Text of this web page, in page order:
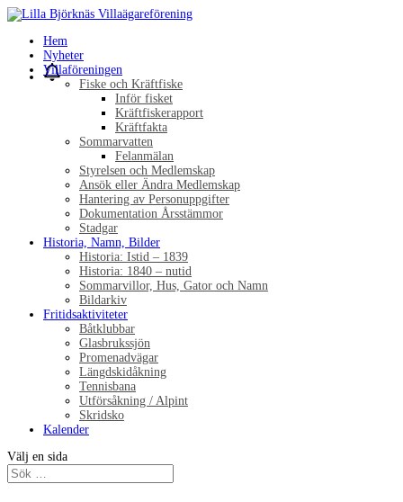
Hem
Nyheter
Villaföreningen
Fiske och Kräftfiske
Inför fisket
Kräftfiskerapport
Kräftfakta
Sommarvatten
Felanmälan
Styrelsen och Medlemskap
Ansök eller Ändra Medlemskap
Hantering av Personuppgifter
Dokumentation Årsstämmor
Stadgar
Historia, Namn, Bilder
Historia: Istid – 1839
Historia: 1840 – nutid
Sommarvillor, Hus, Gator och Namn
Bildarkiv
Fritidsaktiviteter
Båtklubbar
Glasbrukssjön
Promenadvägar
Längdskidåkning
Tennisbana
Utförsåkning / Alpint
Skridsko
Kalender
Välj en sida